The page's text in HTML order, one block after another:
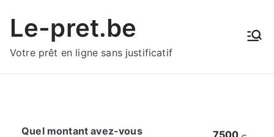
Le-pret.be
Votre prêt en ligne sans justificatif
Quel montant avez-vous